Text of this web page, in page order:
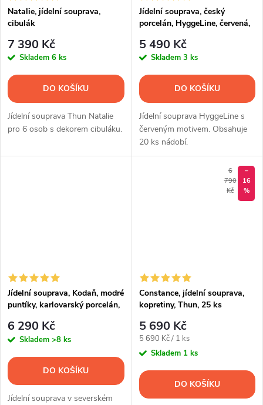
Natalie, jídelní souprava,
cibulák
7 390 Kč
Skladem 6 ks
DO KOŠÍKU
Jídelní souprava Thun Natalie
pro 6 osob s dekorem cibuláku.
Jídelní souprava, český
porcelán, HyggeLine, červená,
5 490 Kč
Skladem 3 ks
DO KOŠÍKU
Jídelní souprava HyggeLine s
červeným motivem. Obsahuje
20 ks nádobí.
Jídelní souprava, Kodaň, modré
puntíky, karlovarský porcelán,
6 290 Kč
Skladem >8 ks
DO KOŠÍKU
Jídelní souprava v severském
6
790
Kč
–
16
%
Constance, jídelní souprava,
kopretiny, Thun, 25 ks
5 690 Kč
Měrná
cena:
5 690 Kč / 1 ks
Skladem 1 ks
DO KOŠÍKU